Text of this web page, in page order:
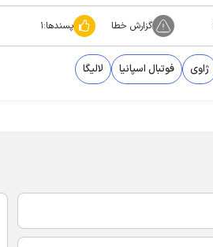
گزارش خطا پسندها:۱
ژاوی فوتبال اسپانیا لالیگا